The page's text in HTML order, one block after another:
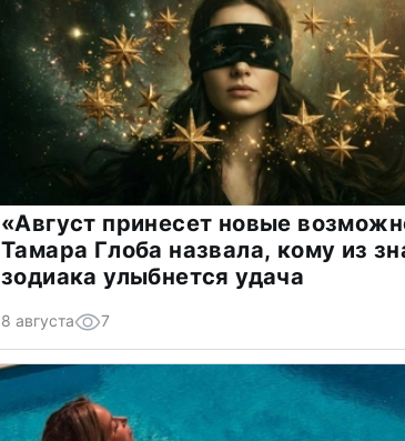
«Август принесет новые
Тамара Глоба назвала, кому из
зодиака улыбнется удача
8 августа 7